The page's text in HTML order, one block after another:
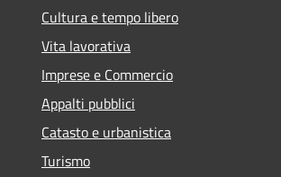
Cultura e tempo libero
Vita lavorativa
Imprese e Commercio
Appalti pubblici
Catasto e urbanistica
Turismo